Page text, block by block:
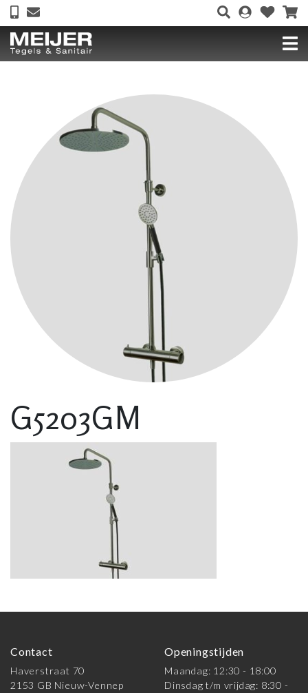
G5203GM
Contact
Haverstraat 70
2153 GB Nieuw-Vennep
Openingstijden
Maandag: 12:30 - 18:00
Dinsdag t/m vrijdag: 8:30 -